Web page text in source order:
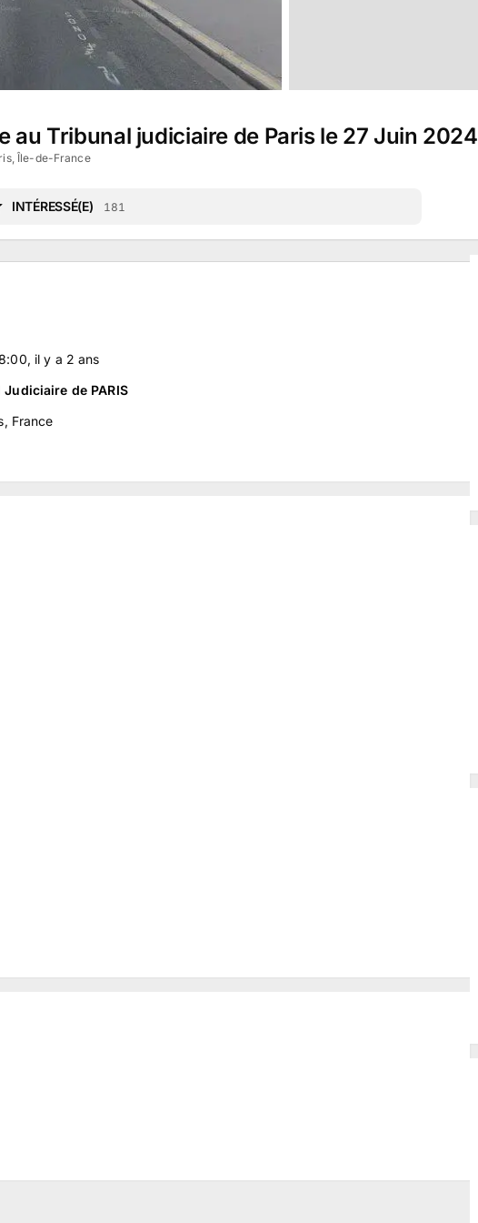
au Tribunal judiciaire de Paris le 27 Juin 2024
Île-de-France
INTÉRESSÉ(E) 181
, il y a 2 ans
de PARIS
France